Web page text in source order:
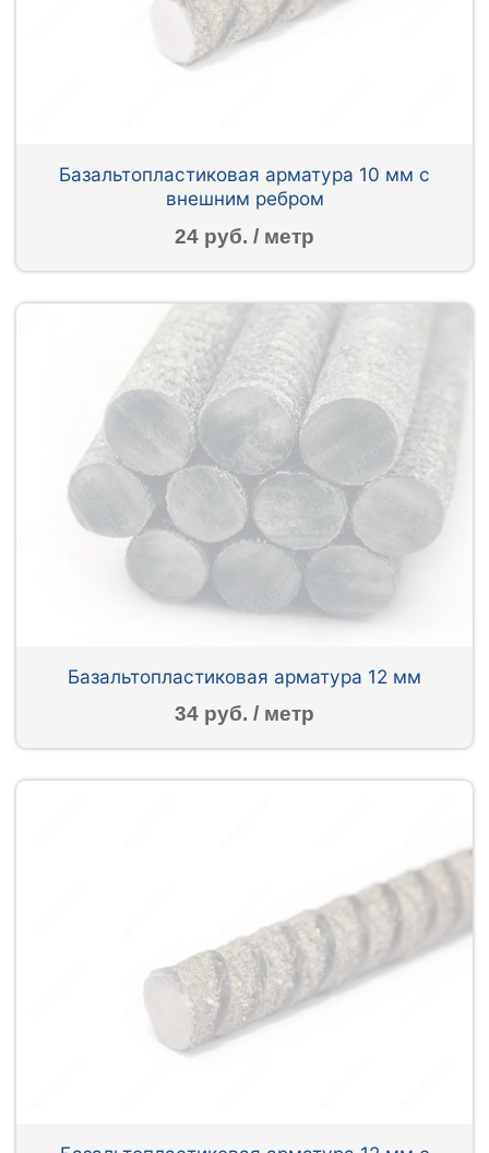
Базальтопластиковая арматура 10 мм с
внешним ребром
24 руб. / метр
Базальтопластиковая арматура 12 мм
34 руб. / метр